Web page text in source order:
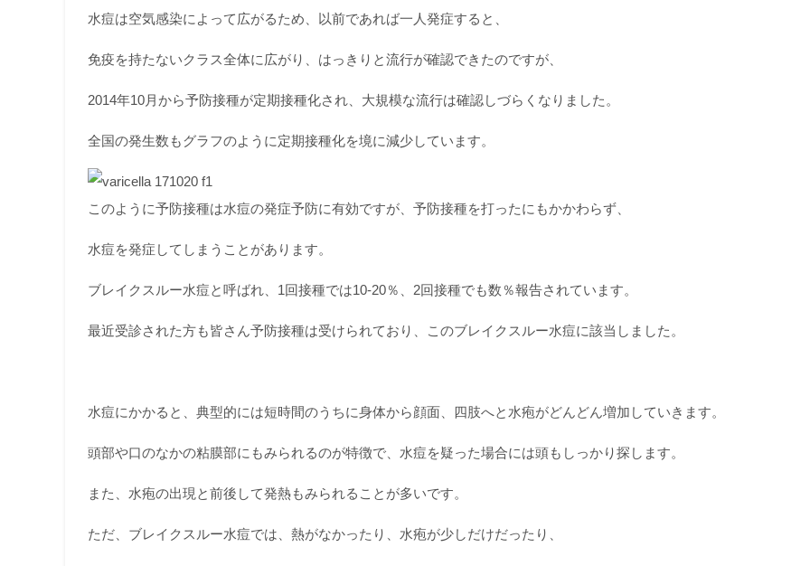
水痘は空気感染によって広がるため、以前であれば一人発症すると、
免疫を持たないクラス全体に広がり、はっきりと流行が確認できたのですが、
2014年10月から予防接種が定期接種化され、大規模な流行は確認しづらくなりました。
全国の発生数もグラフのように定期接種化を境に減少しています。
このように予防接種は水痘の発症予防に有効ですが、予防接種を打ったにもかかわらず、
水痘を発症してしまうことがあります。
ブレイクスルー水痘と呼ばれ、1回接種では10-20％、2回接種でも数％報告されています。
最近受診された方も皆さん予防接種は受けられており、このブレイクスルー水痘に該当しました。
水痘にかかると、典型的には短時間のうちに身体から顔面、四肢へと水疱がどんどん増加していきます。
頭部や口のなかの粘膜部にもみられるのが特徴で、水痘を疑った場合には頭もしっかり探します。
また、水疱の出現と前後して発熱もみられることが多いです。
ただ、ブレイクスルー水痘では、熱がなかったり、水疱が少しだけだったり、